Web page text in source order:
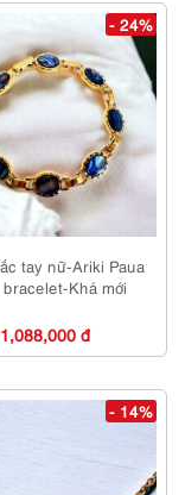
- 24%
tay nữ-Ariki Paua
Khá mới
1,088,000 đ
- 14%